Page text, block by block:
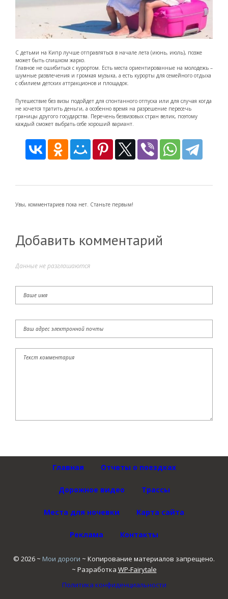
С детьми на Кипр лучше отправляться в начале лета (июнь, июль), позже
может быть слишком жарко.
Главное не ошибиться с курортом. Есть места ориентированные на молодежь –
шумные развлечения и громкая музыка, а есть курорты для семейного отдыха
с обилием детских аттракционов и площадок.
Путешествие без визы подойдет для спонтанного отпуска или для случая когда
не хочется тратить деньги, а особенно время на разрешение пересечь
границы другого государства. Перечень безвизовых стран велик, поэтому
каждый сможет выбрать себе хороший вариант.
Увы, комментариев пока нет. Станьте первым!
Добавить комментарий
Данные не разглашаются
Главная Отчеты о поездках
Дорожное видео Трассы
Места для ночевки Карта сайта
Реклама Контакты
© 2026 ~ Мои дороги ~ Копирование материалов запрещено.
~ Разработка WP-Fairytale
Политика конфиденциальности